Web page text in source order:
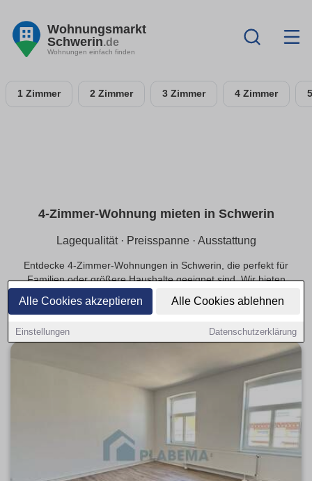
Alle Cookies akzeptieren Alle Cookies ablehnen
Einstellungen Datenschutzerklärung
Wohnungsmarkt
Schwerin.de
Wohnungen einfach finden
1 Zimmer 2 Zimmer 3 Zimmer 4 Zimmer
4-Zimmer-Wohnung mieten in Schwerin
Lagequalität · Preisspanne · Ausstattung
Entdecke 4-Zimmer-Wohnungen in Schwerin, die perfekt für
Familien oder größere Haushalte geeignet sind. Wir bieten
dir Optionen in ruhigen Lagen und das passende Preis-
Leistungs-Verhältnis.